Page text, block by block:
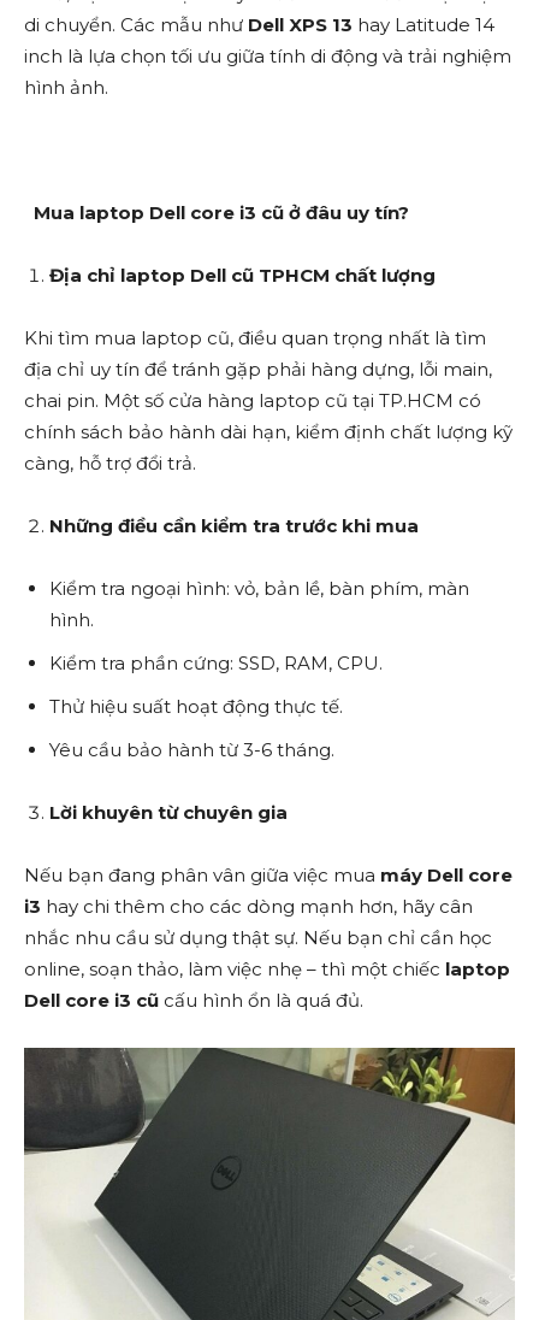
di chuyển. Các mẫu như Dell XPS 13 hay Latitude 14
inch là lựa chọn tối ưu giữa tính di động và trải nghiệm
hình ảnh.
Mua laptop Dell core i3 cũ ở đâu uy tín?
Địa chỉ laptop Dell cũ TPHCM chất lượng
Khi tìm mua laptop cũ, điều quan trọng nhất là tìm
địa chỉ uy tín để tránh gặp phải hàng dựng, lỗi main,
chai pin. Một số cửa hàng laptop cũ tại TP.HCM có
chính sách bảo hành dài hạn, kiểm định chất lượng kỹ
càng, hỗ trợ đổi trả.
Những điều cần kiểm tra trước khi mua
Kiểm tra ngoại hình: vỏ, bản lề, bàn phím, màn
hình.
Kiểm tra phần cứng: SSD, RAM, CPU.
Thử hiệu suất hoạt động thực tế.
Yêu cầu bảo hành từ 3-6 tháng.
Lời khuyên từ chuyên gia
Nếu bạn đang phân vân giữa việc mua máy Dell core
i3 hay chi thêm cho các dòng mạnh hơn, hãy cân
nhắc nhu cầu sử dụng thật sự. Nếu bạn chỉ cần học
online, soạn thảo, làm việc nhẹ – thì một chiếc laptop
Dell core i3 cũ cấu hình ổn là quá đủ.